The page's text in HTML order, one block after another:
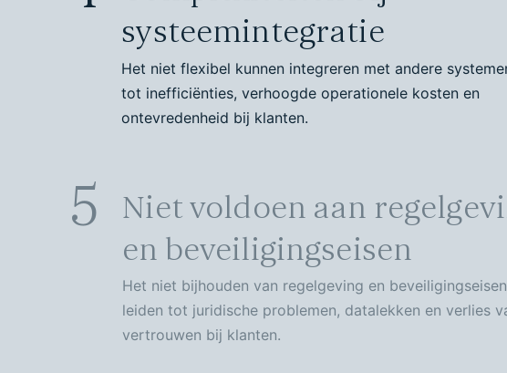
systeemintegratie
Het niet flexibel kunnen integreren met andere
tot inefficiënties, verhoogde operationele kosten en
ontevredenheid bij klanten.
5
Niet voldoen aan
en beveiligingseisen
Het niet bijhouden van regelgeving en
leiden tot juridische problemen, datalekken en verlies
vertrouwen bij klanten.